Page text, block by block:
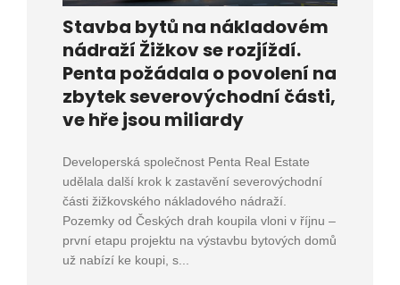
Stavba bytů na nákladovém
nádraží Žižkov se rozjíždí.
Penta požádala o povolení na
zbytek severovýchodní části,
ve hře jsou miliardy
Developerská společnost Penta Real Estate
udělala další krok k zastavění severovýchodní
části žižkovského nákladového nádraží.
Pozemky od Českých drah koupila vloni v říjnu –
první etapu projektu na výstavbu bytových domů
už nabízí ke koupi, s...